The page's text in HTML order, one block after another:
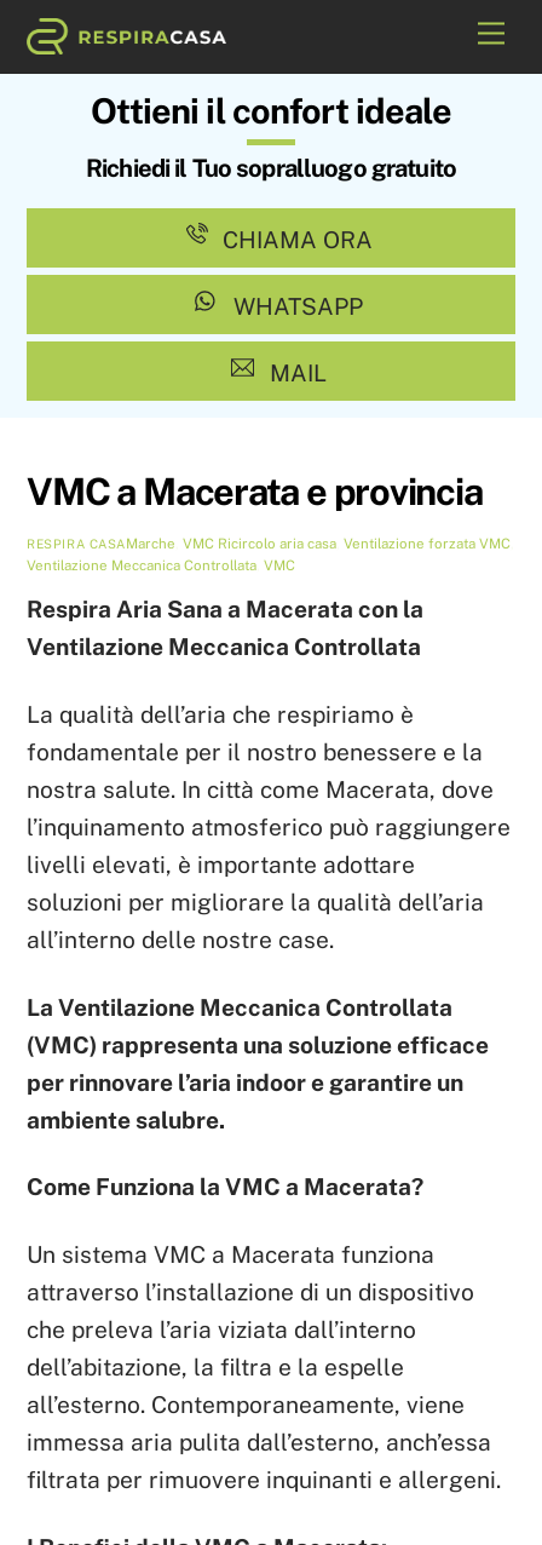
Skip
Ottieni il confort ideale
Richiedi il Tuo sopralluogo gratuito
CHIAMA ORA
WHATSAPP
MAIL
VMC a Macerata e provincia
RESPIRA CASAMarche VMC Ricircolo aria casa, Ventilazione forzata VMC,
Ventilazione Meccanica Controllata ,VMC
Respira Aria Sana a Macerata con la
Ventilazione Meccanica Controllata
La qualità dell’aria che respiriamo è
fondamentale per il nostro benessere e la
nostra salute. In città come Macerata, dove
l’inquinamento atmosferico può raggiungere
livelli elevati, è importante adottare
soluzioni per migliorare la qualità dell’aria
all’interno delle nostre case.
La Ventilazione Meccanica Controllata
(VMC) rappresenta una soluzione efficace
per rinnovare l’aria indoor e garantire un
ambiente salubre.
Come Funziona la VMC a Macerata?
Un sistema VMC a Macerata funziona
attraverso l’installazione di un dispositivo
che preleva l’aria viziata dall’interno
dell’abitazione, la filtra e la espelle
all’esterno. Contemporaneamente, viene
immessa aria pulita dall’esterno, anch’essa
filtrata per rimuovere inquinanti e allergeni.